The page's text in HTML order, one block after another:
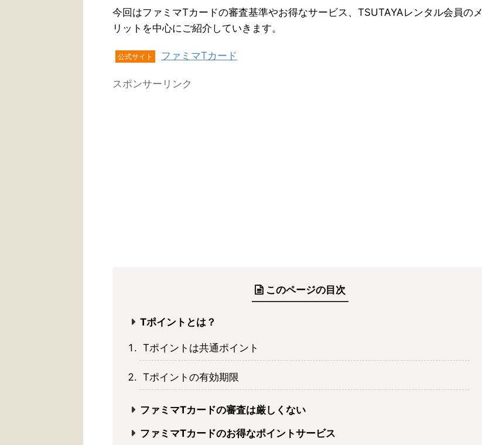
今回はファミマTカードの審査基準やお得なサービス、TSUTAYAレンタル会員のメ
リットを中心にご紹介していきます。
公式サイト ファミマTカード
スポンサーリンク
このページの目次
Tポイントとは？
Tポイントは共通ポイント
Tポイントの有効期限
ファミマTカードの審査は厳しくない
ファミマTカードのお得なポイントサービス